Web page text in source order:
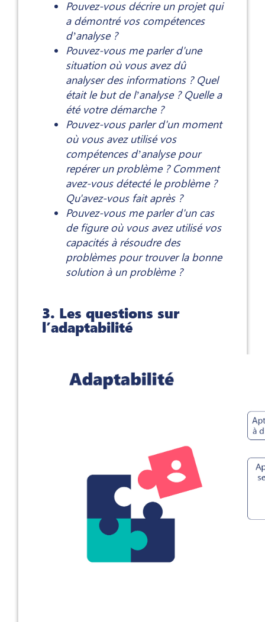
Pouvez-vous décrire un projet qui
a démontré vos compétences
d’analyse ?
Pouvez-vous me parler d'une
situation où vous avez dû
analyser des informations ? Quel
était le but de l’analyse ? Quelle a
été votre démarche ?
Pouvez-vous parler d'un moment
où vous avez utilisé vos
compétences d’analyse pour
repérer un problème ? Comment
avez-vous détecté le problème ?
Qu'avez-vous fait après ?
Pouvez-vous me parler d'un cas
de figure où vous avez utilisé vos
capacités à résoudre des
problèmes pour trouver la bonne
solution à un problème ?
3. Les questions sur
l’adaptabilité